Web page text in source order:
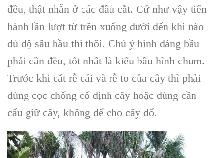
đều, thật nhẵn ở các đầu cắt. Cứ như vậy tiến
hành lần lượt từ trên xuống dưới đến khi nào
đủ độ sâu bầu thì thôi. Chú ý hình dáng bầu
phải cần đều, tốt nhất là kiểu bầu hình chum.
Trước khi cắt rễ cái và rễ to của cây thì phải
dùng cọc chống cố định cây hoặc dùng cần
cẩu giữ cây, không để cho cây đổ.